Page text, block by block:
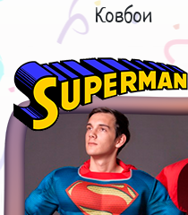
Ковбои